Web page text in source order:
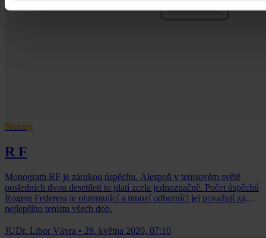
Názory
R F
Monogram RF je zárukou úspěchu. Alespoň v tenisovém světě
posledních dvou desetiletí to platí zcela jednoznačně. Počet úspěchů
Rogera Federera je ohromující a mnozí odborníci jej považují za
nejlepšího tenistu všech dob.
JUDr. Libor Vávra • 28. května 2020, 07:10